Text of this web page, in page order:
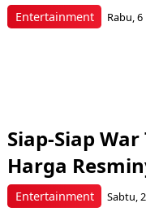
Entertainment Rabu, 6
Entertainment
Siap-Siap
Harga
Sabtu,